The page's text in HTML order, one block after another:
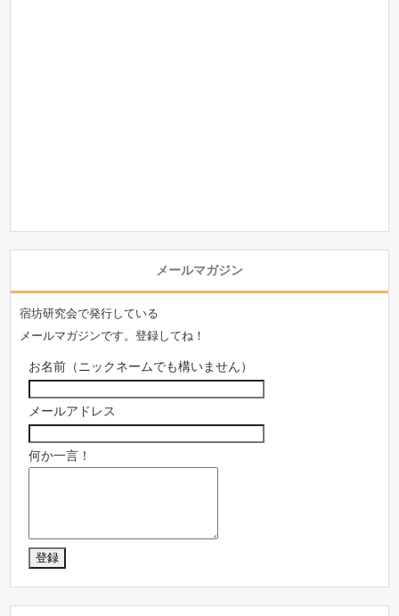
メールマガジン
宿坊研究会で発行している
メールマガジンです。登録してね！
お名前（ニックネームでも構いません）
メールアドレス
何か一言！